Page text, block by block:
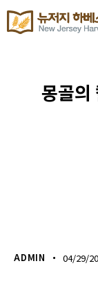
몽골
ADMIN 04/29/